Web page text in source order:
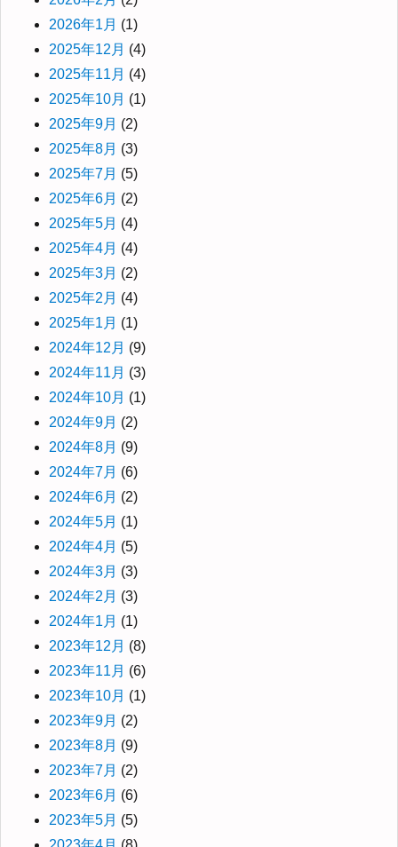
2026年1月 (1)
2025年12月 (4)
2025年11月 (4)
2025年10月 (1)
2025年9月 (2)
2025年8月 (3)
2025年7月 (5)
2025年6月 (2)
2025年5月 (4)
2025年4月 (4)
2025年3月 (2)
2025年2月 (4)
2025年1月 (1)
2024年12月 (9)
2024年11月 (3)
2024年10月 (1)
2024年9月 (2)
2024年8月 (9)
2024年7月 (6)
2024年6月 (2)
2024年5月 (1)
2024年4月 (5)
2024年3月 (3)
2024年2月 (3)
2024年1月 (1)
2023年12月 (8)
2023年11月 (6)
2023年10月 (1)
2023年9月 (2)
2023年8月 (9)
2023年7月 (2)
2023年6月 (6)
2023年5月 (5)